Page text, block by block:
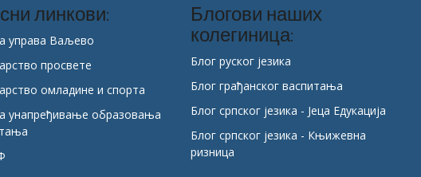
линкови:
управа Ваљево
просвете
омладине и спорта
унапређивање образовања
Блогови наших
колегиница:
Блог руског језика
Блог грађанског васпитања
Блог српског језика - Јеца Едукација
Блог српског језика - Књижевна
ризница